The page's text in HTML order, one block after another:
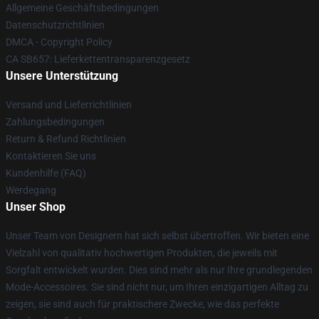
Allgemeine Geschäftsbedingungen
Datenschutzrichtlinien
DMCA - Copyright Policy
CA SB657: Lieferkettentransparenzgesetz
Unsere Unterstützung
Versand und Lieferrichtlinien
Zahlungsbedingungen
Return & Refund Richtlinien
Kontaktieren Sie uns
Kundenhilfe (FAQ)
Werdegang
Unser Shop
Unser Team von Designern hat sich selbst übertroffen. Wir bieten eine
Vielzahl von qualitativ hochwertigen Produkten, die jeweils mit
Sorgfalt entwickelt wurden. Dies sind mehr als nur Ihre grundlegenden
Mode-Accessoires. Sie sind nicht nur, um Ihren einzigartigen Alltag zu
zeigen, sie sind auch für praktischere Zwecke, wie das perfekte